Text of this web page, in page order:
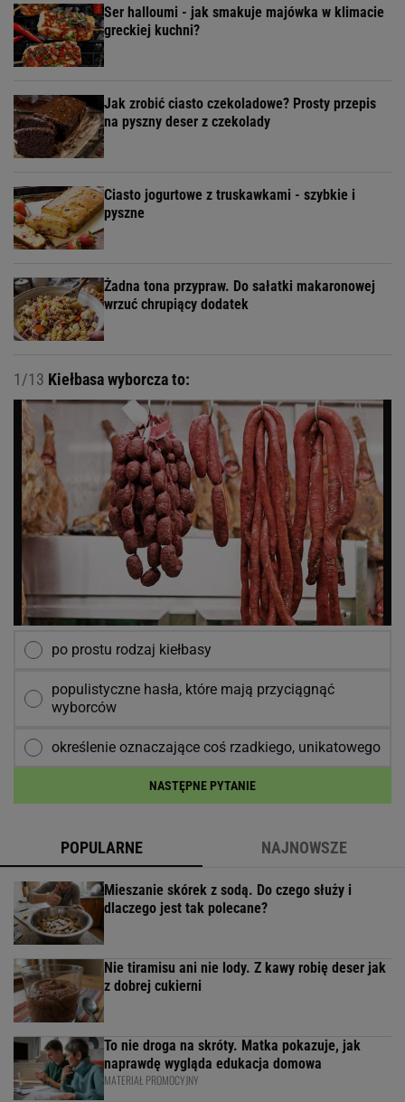
Ser halloumi - jak smakuje majówka w klimacie
greckiej kuchni?
Jak zrobić ciasto czekoladowe? Prosty przepis
na pyszny deser z czekolady
Ciasto jogurtowe z truskawkami - szybkie i
pyszne
Żadna tona przypraw. Do sałatki makaronowej
wrzuć chrupiący dodatek
1/13 Kiełbasa wyborcza to:
po prostu rodzaj kiełbasy
populistyczne hasła, które mają przyciągnąć
wyborców
określenie oznaczające coś rzadkiego, unikatowego
NASTĘPNE PYTANIE
POPULARNE NAJNOWSZE
Mieszanie skórek z sodą. Do czego służy i
dlaczego jest tak polecane?
Nie tiramisu ani nie lody. Z kawy robię deser jak
z dobrej cukierni
To nie droga na skróty. Matka pokazuje, jak
naprawdę wygląda edukacja domowa
MATERIAŁ PROMOCYJNY